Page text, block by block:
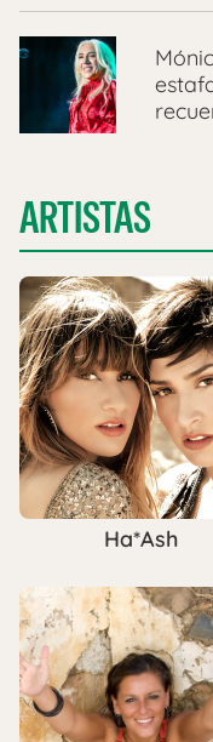
ARTISTAS
Ha*Ash